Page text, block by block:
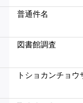
普通件名
図書館調査
トショカンチョウ